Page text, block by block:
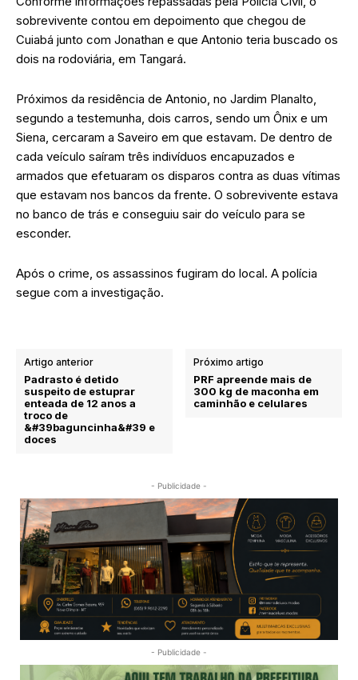
sobrevivente contou em depoimento que chegou de
Cuiabá junto com Jonathan e que Antonio teria buscado os
dois na rodoviária, em Tangará.
Próximos da residência de Antonio, no Jardim Planalto,
segundo a testemunha, dois carros, sendo um Ônix e um
Siena, cercaram a Saveiro em que estavam. De dentro de
cada veículo saíram três indivíduos encapuzados e
armados que efetuaram os disparos contra as duas vítimas
que estavam nos bancos da frente. O sobrevivente estava
no banco de trás e conseguiu sair do veículo para se
esconder.
Após o crime, os assassinos fugiram do local. A polícia
segue com a investigação.
Artigo anterior
Padrasto é detido
suspeito de estuprar
enteada de 12 anos a
troco de
&#39baguncinha&#39 e
doces
Próximo artigo
PRF apreende mais de
300 kg de maconha em
caminhão e celulares
- Publicidade -
- Publicidade -